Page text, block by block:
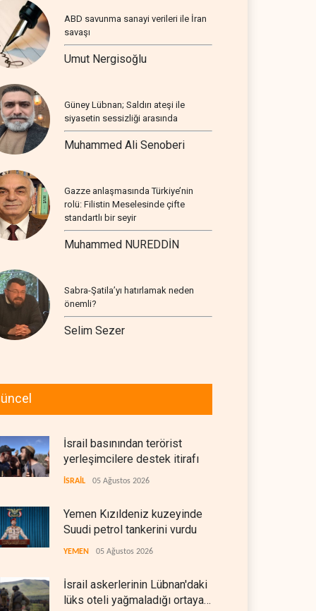
ABD savunma sanayi verileri ile İran
savaşı
Umut Nergisoğlu
Güney Lübnan; Saldırı ateşi ile
siyasetin sessizliği arasında
Muhammed Ali Senoberi
Gazze anlaşmasında Türkiye’nin
rolü: Filistin Meselesinde çifte
standartlı bir seyir
Muhammed NUREDDİN
Sabra-Şatila’yı hatırlamak neden
önemli?
Selim Sezer
İsrail basınından terörist
yerleşimcilere destek itirafı
İSRAİL 05 Ağustos 2026
Yemen Kızıldeniz kuzeyinde
Suudi petrol tankerini vurdu
YEMEN 05 Ağustos 2026
İsrail askerlerinin Lübnan'daki
lüks oteli yağmaladığı ortaya